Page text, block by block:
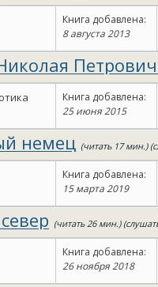
Книга добавлена:
8 августа 2013
Книга добавлена:
25 июня 2015
немец (читать 17 мин.)
Книга добавлена:
15 марта 2019
(читать 26 мин.)
Книга добавлена:
26 ноября 2018